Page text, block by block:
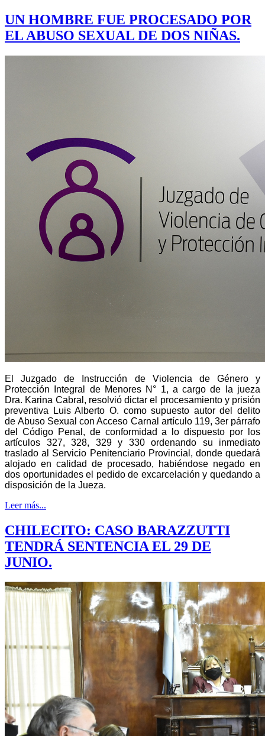
UN HOMBRE FUE PROCESADO POR
EL ABUSO SEXUAL DE DOS NIÑAS.
El Juzgado de Instrucción de Violencia de Género y
Protección Integral de Menores N° 1, a cargo de la jueza
Dra. Karina Cabral, resolvió dictar el procesamiento y prisión
preventiva Luis Alberto O. como supuesto autor del delito
deAbuso Sexual con Acceso Carnal artículo 119, 3er párrafo
del Código Penal, de conformidad a lo dispuesto por los
artículos 327, 328, 329 y 330 ordenando su inmediato
traslado al Servicio Penitenciario Provincial, donde quedará
alojado en calidad de procesado, habiéndose negado en
dos oportunidades el pedido de excarcelación y quedando a
disposición de la Jueza.
Leer más...
CHILECITO: CASO BARAZZUTTI
TENDRÁ SENTENCIA EL 29 DE
JUNIO.